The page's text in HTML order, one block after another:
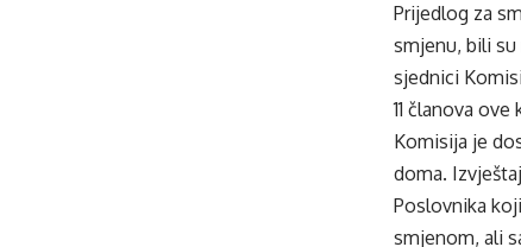
Prijedlog za
smjenu, bili
sjednici
11 članova
Komisija je
doma.
Poslovnika
smjenom, ali